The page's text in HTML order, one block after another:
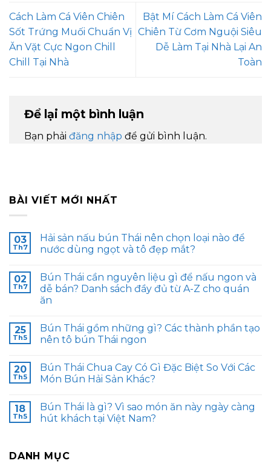
Cách Làm Cá Viên Chiên
Sốt Trứng Muối Chuẩn Vị
Ăn Vặt Cực Ngon Chill
Chill Tại Nhà
Bật Mí Cách Làm Cá Viên
Chiên Từ Cơm Nguội Siêu
Dễ Làm Tại Nhà Lại An
Toàn
Để lại một bình luận
Bạn phải đăng nhập để gửi bình luận.
BÀI VIẾT MỚI NHẤT
03
Th7
Hải sản nấu bún Thái nên chọn loại nào để
nước dùng ngọt và tô đẹp mắt?
02
Th7
Bún Thái cần nguyên liệu gì để nấu ngon và
dễ bán? Danh sách đầy đủ từ A-Z cho quán
ăn
25
Th5
Bún Thái gồm những gì? Các thành phần tạo
nên tô bún Thái ngon
20
Th5
Bún Thái Chua Cay Có Gì Đặc Biệt So Với Các
Món Bún Hải Sản Khác?
18
Th5
Bún Thái là gì? Vì sao món ăn này ngày càng
hút khách tại Việt Nam?
DANH MỤC